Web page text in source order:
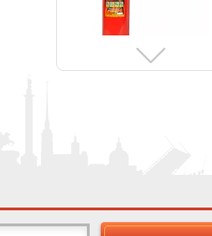
Перезарядка огнетушителей